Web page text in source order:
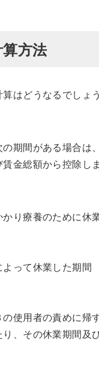
方法
はどうなるでしょ
期間がある場合は
金総額から控除し
り療養のために休
って休業した期間
使用者の責めに帰
、その休業期間及